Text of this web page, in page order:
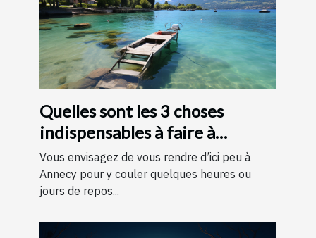
Quelles sont les 3 choses
indispensables à faire à
Annecy ?
Vous envisagez de vous rendre d’ici peu à
Annecy pour y couler quelques heures ou
jours de repos...